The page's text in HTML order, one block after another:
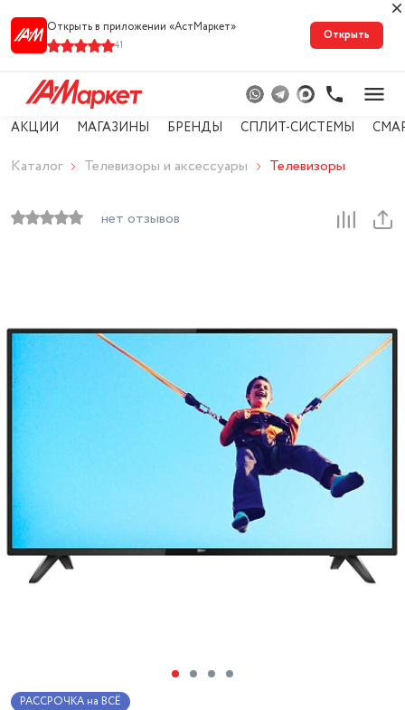
Открыть в приложении «АстМарке‪т‬»
41
Открыть
АКЦИИ МАГАЗИНЫ БРЕНДЫ СПЛИТ-СИСТЕМЫ
Каталог Телевизоры и аксессуары Телевизоры
нет отзывов
РАССРОЧКА на ВСЁ